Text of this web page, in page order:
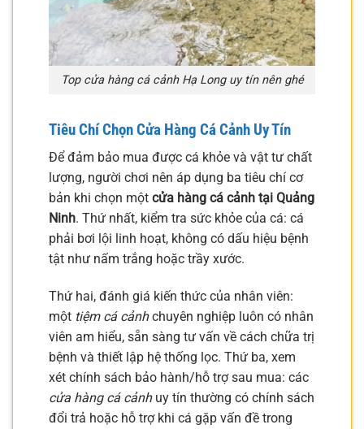
Top cửa hàng cá cảnh Hạ Long uy tín nên ghé
Tiêu Chí Chọn Cửa Hàng Cá Cảnh Uy Tín
Để đảm bảo mua được cá khỏe và vật tư chất
lượng, người chơi nên áp dụng ba tiêu chí cơ
bản khi chọn một cửa hàng cá cảnh tại Quảng
Ninh. Thứ nhất, kiểm tra sức khỏe của cá: cá
phải bơi lội linh hoạt, không có dấu hiệu bệnh
tật như nấm trắng hoặc trầy xước.
Thứ hai, đánh giá kiến thức của nhân viên:
một tiệm cá cảnhchuyên nghiệp luôn có nhân
viên am hiểu, sẵn sàng tư vấn về cách chữa trị
bệnh và thiết lập hệ thống lọc. Thứ ba, xem
xét chính sách bảo hành/hỗ trợ sau mua: các
cửa hàng cá cảnhuy tín thường có chính sách
đổi trả hoặc hỗ trợ khi cá gặp vấn đề trong